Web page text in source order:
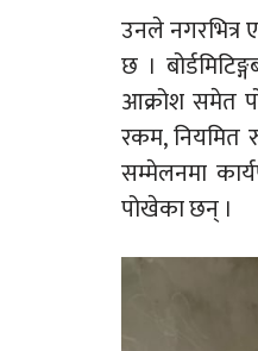
उनले नगरभित्र
छ ।
आक्रोश समेत
रकम, नियमित
सम्मेलनमा
पोखेका छन् ।